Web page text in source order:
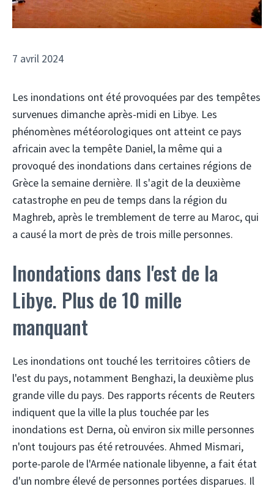
7 avril 2024
Les inondations ont été provoquées par des tempêtes
survenues dimanche après-midi en Libye. Les
phénomènes météorologiques ont atteint ce pays
africain avec la tempête Daniel, la même qui a
provoqué des inondations dans certaines régions de
Grèce la semaine dernière. Il s'agit de la deuxième
catastrophe en peu de temps dans la région du
Maghreb, après le tremblement de terre au Maroc, qui
a causé la mort de près de trois mille personnes.
Inondations dans l'est de la
Libye. Plus de 10 mille
manquant
Les inondations ont touché les territoires côtiers de
l'est du pays, notamment Benghazi, la deuxième plus
grande ville du pays. Des rapports récents de Reuters
indiquent que la ville la plus touchée par les
inondations est Derna, où environ six mille personnes
n'ont toujours pas été retrouvées. Ahmed Mismari,
porte-parole de l'Armée nationale libyenne, a fait état
d'un nombre élevé de personnes portées disparues. Il